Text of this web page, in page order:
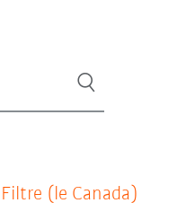
( le Canada )